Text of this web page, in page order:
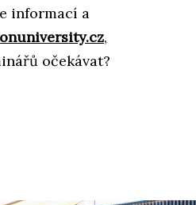
informací a
,
očekávat?